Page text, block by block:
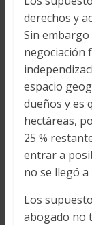
derechos y
Sin
negociación
espacio
dueños y es
hectáreas,
25 %
entrar a
no se llegó
Los
abogado no